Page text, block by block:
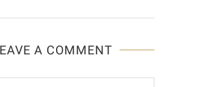
A COMMENT